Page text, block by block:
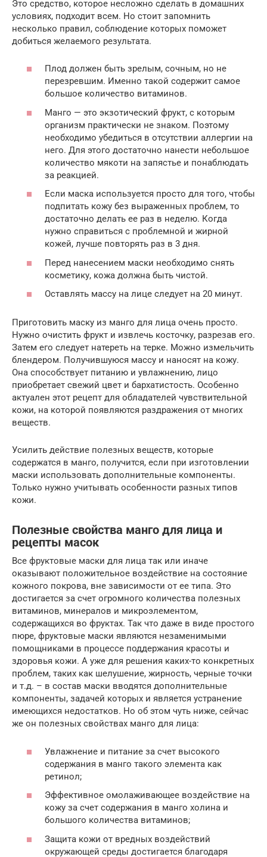
Это средство, которое несложно сделать в домашних
условиях, подходит всем. Но стоит запомнить
несколько правил, соблюдение которых поможет
добиться желаемого результата.
Плод должен быть зрелым, сочным, но не
перезревшим. Именно такой содержит самое
большое количество витаминов.
Манго — это экзотический фрукт, с которым
организм практически не знаком. Поэтому
необходимо убедиться в отсутствии аллергии на
него. Для этого достаточно нанести небольшое
количество мякоти на запястье и понаблюдать
за реакцией.
Если маска используется просто для того, чтобы
подпитать кожу без выраженных проблем, то
достаточно делать ее раз в неделю. Когда
нужно справиться с проблемной и жирной
кожей, лучше повторять раз в 3 дня.
Перед нанесением маски необходимо снять
косметику, кожа должна быть чистой.
Оставлять массу на лице следует на 20 минут.
Приготовить маску из манго для лица очень просто.
Нужно очистить фрукт и извлечь косточку, разрезав его.
Затем его следует натереть на терке. Можно измельчить
блендером. Получившуюся массу и наносят на кожу.
Она способствует питанию и увлажнению, лицо
приобретает свежий цвет и бархатистость. Особенно
актуален этот рецепт для обладателей чувствительной
кожи, на которой появляются раздражения от многих
веществ.
Усилить действие полезных веществ, которые
содержатся в манго, получится, если при изготовлении
маски использовать дополнительные компоненты.
Только нужно учитывать особенности разных типов
кожи.
Полезные свойства манго для лица и
рецепты масок
Все фруктовые маски для лица так или иначе
оказывают положительное воздействие на состояние
кожного покрова, вне зависимости от ее типа. Это
достигается за счет огромного количества полезных
витаминов, минералов и микроэлементом,
содержащихся во фруктах. Так что даже в виде простого
пюре, фруктовые маски являются незаменимыми
помощниками в процессе поддержания красоты и
здоровья кожи. А уже для решения каких-то конкретных
проблем, таких как шелушение, жирность, черные точки
и т.д. – в состав маски вводятся дополнительные
компоненты, задачей которых и является устранение
имеющихся недостатков. Но об этом чуть ниже, сейчас
же он полезных свойствах манго для лица:
Увлажнение и питание за счет высокого
содержания в манго такого элемента как
ретинол;
Эффективное омолаживающее воздействие на
кожу за счет содержания в манго холина и
большого количества витаминов;
Защита кожи от вредных воздействий
окружающей среды достигается благодаря